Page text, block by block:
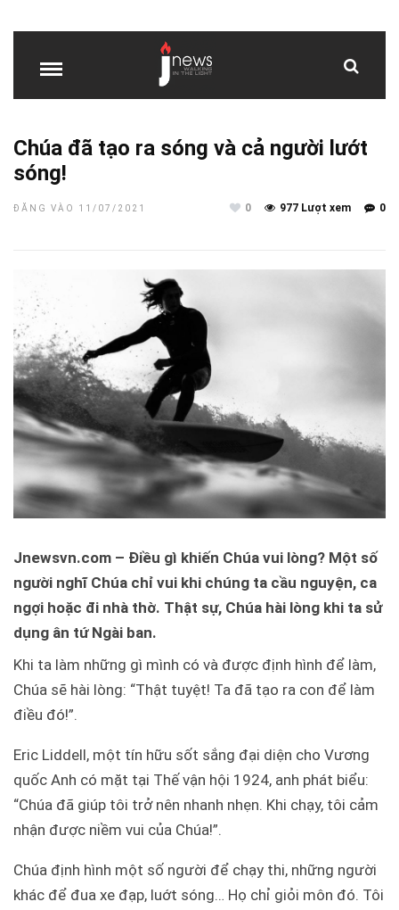
Chúa đã tạo ra sóng và cả người lướt
sóng!
ĐĂNG VÀO 11/07/2021 0
977 Lượt xem
0
Jnewsvn.com – Điều gì khiến Chúa vui lòng? Một số
người nghĩ Chúa chỉ vui khi chúng ta cầu nguyện, ca
ngợi hoặc đi nhà thờ. Thật sự, Chúa hài lòng khi ta sử
dụng ân tứ Ngài ban.
Khi ta làm những gì mình có và được định hình để làm,
Chúa sẽ hài lòng: “Thật tuyệt! Ta đã tạo ra con để làm
điều đó!”.
Eric Liddell, một tín hữu sốt sắng đại diện cho Vương
quốc Anh có mặt tại Thế vận hội 1924, anh phát biểu:
“Chúa đã giúp tôi trở nên nhanh nhẹn. Khi chạy, tôi cảm
nhận được niềm vui của Chúa!”.
Chúa định hình một số người để chạy thi, những người
khác để đua xe đạp, luớt sóng… Họ chỉ giỏi môn đó. Tôi